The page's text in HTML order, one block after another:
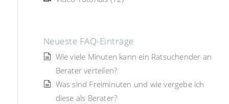
Neueste FAQ-Einträge
Wie viele Minuten kann ein Ratsuchender an
Berater verteilen?
Was sind Freiminuten und wie vergebe ich
diese als Berater?